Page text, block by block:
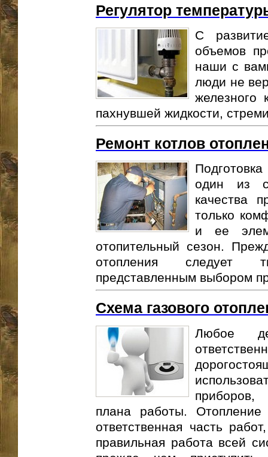
Регулятор
С
объемов
наши с
люди не
железного
пахнувшей жидкости,
Ремонт котлов
один из
качества
только
и ее
отопительный сезон.
отопления следует
представленным выбором
Схема газового
Любое
приборов,
плана работы.
ответственная часть
правильная работа всей